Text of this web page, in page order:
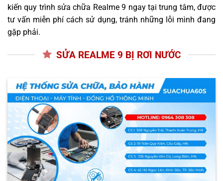
kiến quy trình sửa chữa Realme 9 ngay tại trung tâm, được
tư vấn miễn phí cách sử dụng, tránh những lỗi mình đang
gặp phải.
SỬA REALME 9 BỊ RƠI NƯỚC